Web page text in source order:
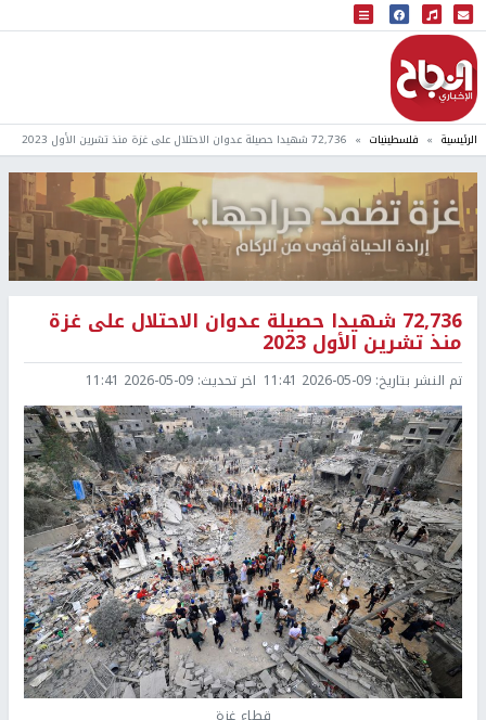
البث المباشر
إذاعة النجاح
الرئيسية فلسطينيات 72,736 شهيدا حصيلة عدوان الاحتلال على غزة منذ تشرين الأول 2023
72,736 شهيدا حصيلة عدوان الاحتلال على غزة
منذ تشرين الأول 2023
تم النشر بتاريخ: 2026-05-09 11:41 اخر تحديث: 2026-05-09 11:41